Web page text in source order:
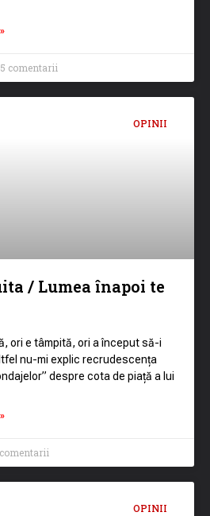
5 comentarii
OPINII
/ Lumea înapoi te
ori e tâmpită, ori a început să-i
nu-mi explic recrudescența
despre cota de piață a lui
OPINII